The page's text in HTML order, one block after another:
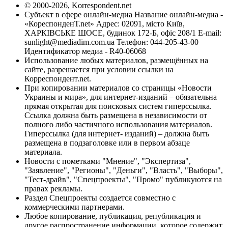
© 2000-2026, Korrespondent.net
Субъект в сфере онлайн-медиа Название онлайн-медиа -
«КореспонденТ.net» Адрес: 02091, місто Київ,
ХАРКІВСЬКЕ ШОСЕ, будинок 172-Б, офіс 208/1 E-mail:
sunlight@mediadim.com.ua Телефон: 044-205-43-00
Идентификатор медиа - R40-06068
Использование любых материалов, размещённых на
сайте, разрешается при условии ссылки на
Корреспондент.net.
При копировании материалов со страницы «Новости
Украины и мира», для интернет-изданий – обязательна
прямая открытая для поисковых систем гиперссылка.
Ссылка должна быть размещена в независимости от
полного либо частичного использования материалов.
Гиперссылка (для интернет- изданий) – должна быть
размещена в подзаголовке или в первом абзаце
материала.
Новости с пометками "Мнение", "Экспертиза",
"Заявление", "Регионы", "Деньги", "Власть", "Выборы",
"Тест-драйв", "Спецпроекты", "Промо" публикуются на
правах рекламы.
Раздел Спецпроекты создается совместно с
коммерческими партнерами.
Любое копирование, публикация, републикация и
другое распространение информации, которое содержит